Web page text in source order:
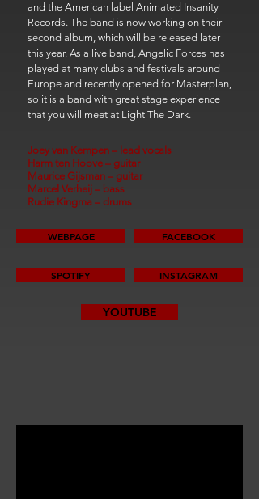
and the American label Animated Insanity
Records. The band is now working on their
second album, which will be released later
this year. As a live band, Angelic Forces has
played at many clubs and festivals around
Europe and recently opened for Masterplan,
so it is a band with great stage experience
that you will meet at Light The Dark.
Joey van Kempen – lead vocals
Harm ten Hoove – guitar
Maurice Gijsman – guitar
Marcel Verheij – bass
Rudie Kingma – drums
WEBPAGE FACEBOOK
SPOTIFY INSTAGRAM
YOUTUBE